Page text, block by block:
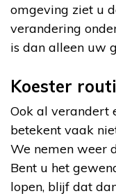
omgeving ziet u
verandering
is dan alleen uw
Koester
Ook al verandert
betekent vaak
We nemen weer
Bent u het
lopen, blijf dat